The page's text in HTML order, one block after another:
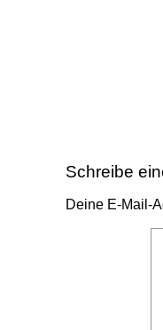
Schreibe
Deine E-Mail-